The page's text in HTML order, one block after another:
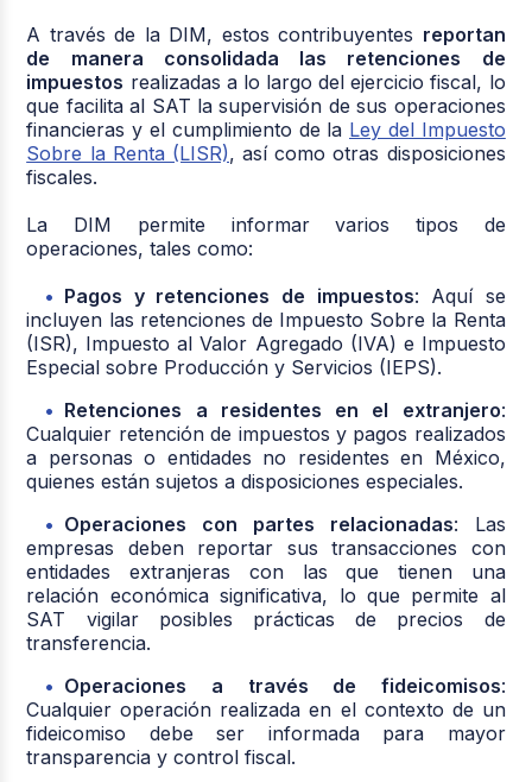
A través de la DIM, estos contribuyentes reportan
de manera consolidada las retenciones de
impuestos realizadas a lo largo del ejercicio fiscal, lo
que facilita al SAT la supervisión de sus operaciones
financieras y el cumplimiento de la Ley del Impuesto
Sobre la Renta (LISR), así como otras disposiciones
fiscales.
La DIM permite informar varios tipos de
operaciones, tales como:
Pagos y retenciones de impuestos: Aquí se
incluyen las retenciones de Impuesto Sobre la Renta
(ISR), Impuesto al Valor Agregado (IVA) e Impuesto
Especial sobre Producción y Servicios (IEPS).
Retenciones a residentes en el extranjero:
Cualquier retención de impuestos y pagos realizados
a personas o entidades no residentes en México,
quienes están sujetos a disposiciones especiales.
Operaciones con partes relacionadas: Las
empresas deben reportar sus transacciones con
entidades extranjeras con las que tienen una
relación económica significativa, lo que permite al
SAT vigilar posibles prácticas de precios de
transferencia.
Operaciones a través de fideicomisos:
Cualquier operación realizada en el contexto de un
fideicomiso debe ser informada para mayor
transparencia y control fiscal.